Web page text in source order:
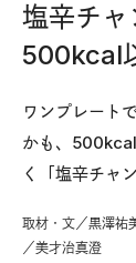
塩辛チャ
500kcal
ワンプレート
かも、
く「塩辛チャ
取材・文／黒澤
／美才治真澄